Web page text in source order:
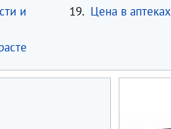
и
19. Цена в аптеках